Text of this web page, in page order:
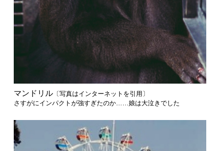
マンドリル 〔写真はインターネットを引用〕
さすがにインパクトが強すぎたのか……娘は大泣きでした